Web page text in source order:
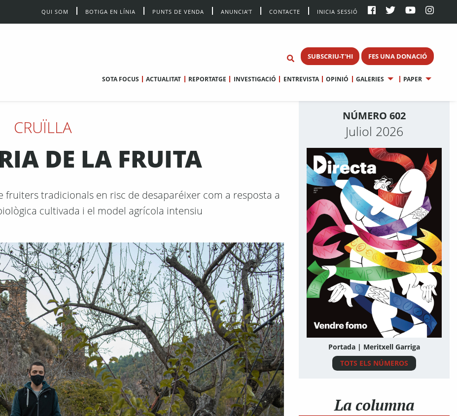
QUI SOM BOTIGA EN LÍNIA PUNTS DE VENDA ANUNCIA’T CONTACTE INICIA SESSIÓ
SUBSCRIU-T'HI FES UNA DONACIÓ
SOTA FOCUS ACTUALITAT REPORTATGE INVESTIGACIÓ ENTREVISTA OPINIÓ GALERIES PAPER
CRUÏLLA
DE LA FRUITA
tradicionals en risc de desaparéixer com a resposta a
cultivada i el model agrícola intensiu
NÚMERO 602
Juliol 2026
Portada | Meritxell Garriga
TOTS ELS NÚMEROS
La columna